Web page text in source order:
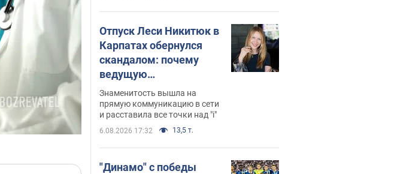
Отпуск Леси Никитюк в
Карпатах обернулся
скандалом: почему
ведущую
несправедливо
захейтили
Знаменитость вышла на
прямую коммуникацию в сети
и расставила все точки над "i"
6.08.2026 17:32 13,5 т.
"Динамо" с победы